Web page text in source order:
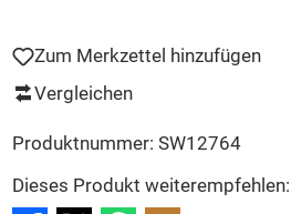
Zum Merkzettel hinzufügen
Vergleichen
Produktnummer: SW12764
Dieses Produkt weiterempfehlen: